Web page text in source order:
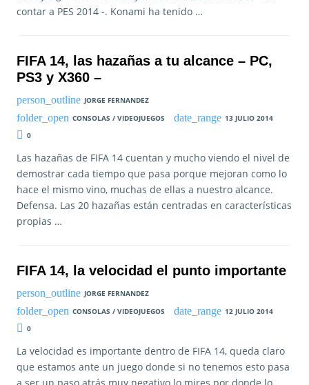
contar a PES 2014 -. Konami ha tenido …
FIFA 14, las hazañas a tu alcance – PC,
PS3 y X360 –
JORGE FERNANDEZ
CONSOLAS / VIDEOJUEGOS
13 JULIO 2014
0
Las hazañas de FIFA 14 cuentan y mucho viendo el nivel de
demostrar cada tiempo que pasa porque mejoran como lo
hace el mismo vino, muchas de ellas a nuestro alcance.
Defensa. Las 20 hazañas están centradas en características
propias …
FIFA 14, la velocidad el punto importante
JORGE FERNANDEZ
CONSOLAS / VIDEOJUEGOS
12 JULIO 2014
0
La velocidad es importante dentro de FIFA 14, queda claro
que estamos ante un juego donde si no tenemos esto pasa